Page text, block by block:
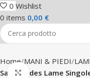
0 Wishlist
0 items 0,00 €
Home MANI & PIEDI
Safe Blades Lame
Click to enlarge